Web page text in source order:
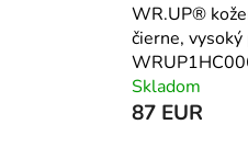
WR.UP®
čierne, vysoký
Skladom
87 EUR